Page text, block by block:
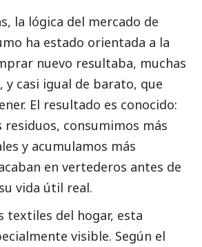
la lógica del mercado de
ha estado orientada a la
nuevo resultaba, muchas
y casi igual de barato, que
El resultado es conocido:
residuos, consumimos más
y acumulamos más
en vertederos antes de
vida útil real.
textiles del hogar, esta
visible. Según el